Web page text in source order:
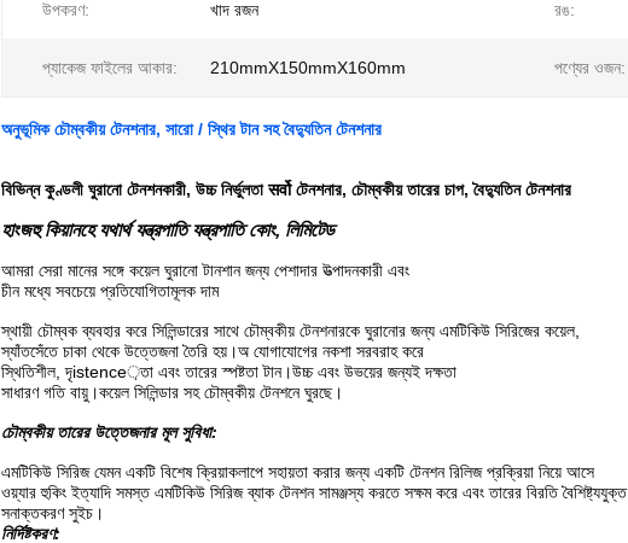
উপকরণ: খাদ রজন রঙ:
প্যাকেজ ফাইলের আকার: 210mmX150mmX160mm পণ্যের ওজন:
অনুভূমিক চৌম্বকীয় টেনশনার, সারো / স্থির টান সহ বৈদ্যুতিন টেনশনার
বিভিন্ন কুণ্ডলী ঘুরানো টেনশনকারী, উচ্চ নির্ভুলতা सर्वो টেনশনার, চৌম্বকীয় তারের চাপ, বৈদ্যুতিন টেনশনার
হাংজহু কিয়ানহে যথার্থ যন্ত্রপাতি যন্ত্রপাতি কোং, লিমিটেড
আমরা সেরা মানের সঙ্গে কয়েল ঘুরানো টানশান জন্য পেশাদার উত্পাদনকারী এবং
চীন মধ্যে সবচেয়ে প্রতিযোগিতামূলক দাম
স্থায়ী চৌম্বক ব্যবহার করে সিলিন্ডারের সাথে চৌম্বকীয় টেনশনারকে ঘুরানোর জন্য এমটিকিউ সিরিজের কয়েল,
স্যাঁতসেঁতে চাকা থেকে উত্তেজনা তৈরি হয়।অ যোগাযোগের নকশা সরবরাহ করে
স্থিতিশীল, দৃistence়তা এবং তারের স্পষ্টতা টান।উচ্চ এবং উভয়ের জন্যই দক্ষতা
সাধারণ গতি বায়ু।কয়েল সিলিন্ডার সহ চৌম্বকীয় টেনশনে ঘুরছে।
চৌম্বকীয় তারের উত্তেজনার মূল সুবিধা:
এমটিকিউ সিরিজ যেমন একটি বিশেষ ক্রিয়াকলাপে সহায়তা করার জন্য একটি টেনশন রিলিজ প্রক্রিয়া নিয়ে আসে
ওয়্যার হুকিং ইত্যাদি সমস্ত এমটিকিউ সিরিজ ব্যাক টেনশন সামঞ্জস্য করতে সক্ষম করে এবং তারের বিরতি বৈশিষ্ট্যযুক্ত
সনাক্তকরণ সুইচ।
নির্দিষ্টকরণ: